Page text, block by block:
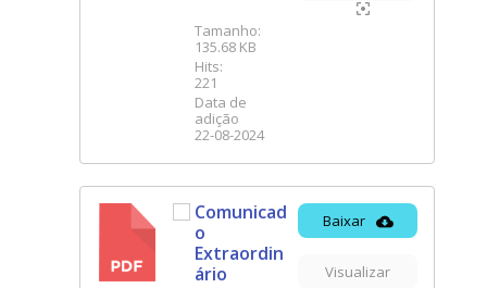
Tamanho:
135.68 KB
Hits:
221
Data de
adição
22-08-2024
Comunicad
o
Extraordin
ário
Baixar
Visualizar